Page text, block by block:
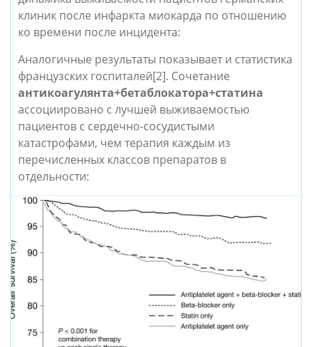
клиник после инфаркта миокарда по отношению
ко времени после инцидента:
Аналогичные результаты показывает и статистика
французских госпиталей[2]. Сочетание
антикоагулянта+бетаблокатора+статина
ассоциировано с лучшей выживаемостью
пациентов с сердечно-сосудистыми
катастрофами, чем терапия каждым из
перечисленных классов препаратов в
отдельности: